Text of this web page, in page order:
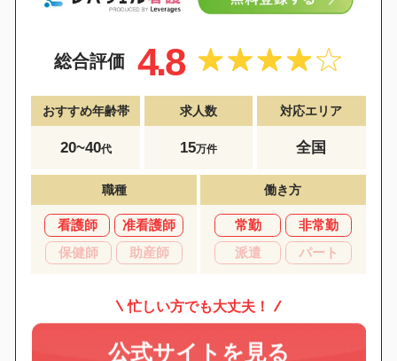
総合評価 4.8
おすすめ年齢帯
20~40代
求人数
15万件
対応エリア
全国
職種
看護師
准看護師
保健師
助産師
働き方
常勤
非常勤
派遣
パート
忙しい方でも大丈夫！
公式サイトを見る